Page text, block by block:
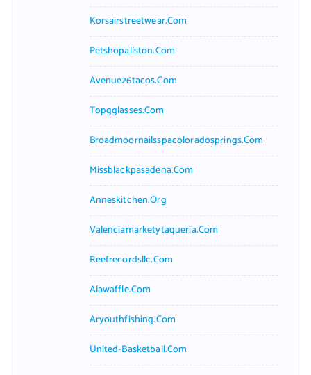
Korsairstreetwear.com
Petshopallston.com
Avenue26tacos.com
Topgglasses.com
Broadmoornailsspacoloradosprings.com
Missblackpasadena.com
Anneskitchen.org
Valenciamarketytaqueria.com
Reefrecordsllc.com
Alawaffle.com
Aryouthfishing.com
United-Basketball.com